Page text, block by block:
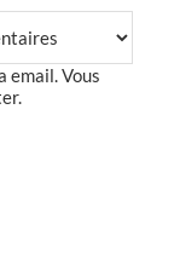
email. Vous